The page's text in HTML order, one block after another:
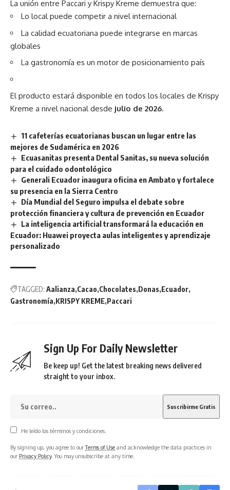
La unión entre Paccari y Krispy Kreme demuestra que:
Lo local puede competir a nivel internacional
La calidad ecuatoriana puede integrarse en marcas
globales
La gastronomía es un motor de posicionamiento país
El producto estará disponible en todos los locales de Krispy
Kreme a nivel nacional desde julio de 2026.
11 cafeterías ecuatorianas buscan un lugar entre las
mejores de Sudamérica en 2026
Ecuasanitas presenta Dental Sanitas, su nueva solución
para el cuidado odontológico
Generali Ecuador inaugura oficina en Ambato y fortalece
su presencia en la Sierra Centro
Día Mundial del Seguro impulsa el debate sobre
protección financiera y cultura de prevención en Ecuador
La inteligencia artificial transformará la educación en
Ecuador: Huawei proyecta aulas inteligentes y aprendizaje
personalizado
TAGGED: Aalianza Cacao Chocolates Donas Ecuador
Gastronomía KRISPY KREME Paccari
Sign Up For Daily Newsletter
Be keep up! Get the latest breaking news delivered
straight to your inbox.
He leído los términos y condiciones.
By signing up, you agree to ourTerms of Use and acknowledge the data practices in
our Privacy Policy. You may unsubscribe at any time.